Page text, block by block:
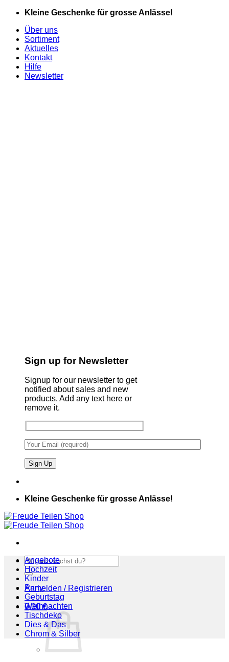
Zum
springen
Kleine Geschenke für grosse Anlässe!
Über uns
Sortiment
Aktuelles
Kontakt
Hilfe
Newsletter
Sign up for Newsletter
Signup for our newsletter to get
notified about sales and new
products. Add any text here or
remove it.
Kleine Geschenke für grosse Anlässe!
Suchen
nach:
Anmelden / Registrieren
0,00€
Angebote
Hochzeit
Kinder
Party
Geburtstag
Weihnachten
Tischdeko
Dies & Das
Chrom & Silber